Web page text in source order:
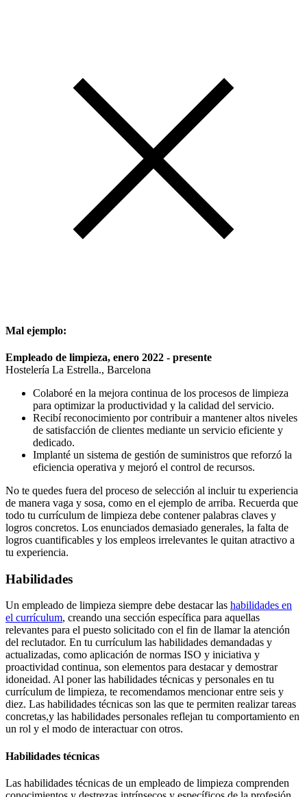
Mal ejemplo:
Empleado de limpieza, enero 2022 - presente
Hostelería La Estrella., Barcelona
Colaboré en la mejora continua de los procesos de limpieza
para optimizar la productividad y la calidad del servicio.
Recibí reconocimiento por contribuir a mantener altos niveles
de satisfacción de clientes mediante un servicio eficiente y
dedicado.
Implanté un sistema de gestión de suministros que reforzó la
eficiencia operativa y mejoró el control de recursos.
No te quedes fuera del proceso de selección al incluir tu experiencia
de manera vaga y sosa, como en el ejemplo de arriba. Recuerda que
todo tu currículum de limpieza debe contener palabras claves y
logros concretos. Los enunciados demasiado generales, la falta de
logros cuantificables y los empleos irrelevantes le quitan atractivo a
tu experiencia.
Habilidades
Un empleado de limpieza siempre debe destacar las habilidades en
el currículum, creando una sección específica para aquellas
relevantes para el puesto solicitado con el fin de llamar la atención
del reclutador. En tu currículum las habilidades demandadas y
actualizadas, como aplicación de normas ISO y iniciativa y
proactividad continua, son elementos para destacar y demostrar
idoneidad. Al poner las habilidades técnicas y personales en tu
currículum de limpieza, te recomendamos mencionar entre seis y
diez. Las habilidades técnicas son las que te permiten realizar tareas
concretas,y las habilidades personales reflejan tu comportamiento en
un rol y el modo de interactuar con otros.
Habilidades técnicas
Las habilidades técnicas de un empleado de limpieza comprenden